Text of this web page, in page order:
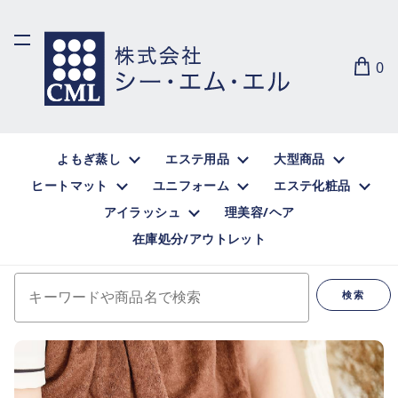
0
よもぎ蒸し エステ用品
大型商品
ヒートマット
ユニフォーム
エステ化粧品
アイラッシュ
理美容/ヘア
在庫処分/アウトレット
検索